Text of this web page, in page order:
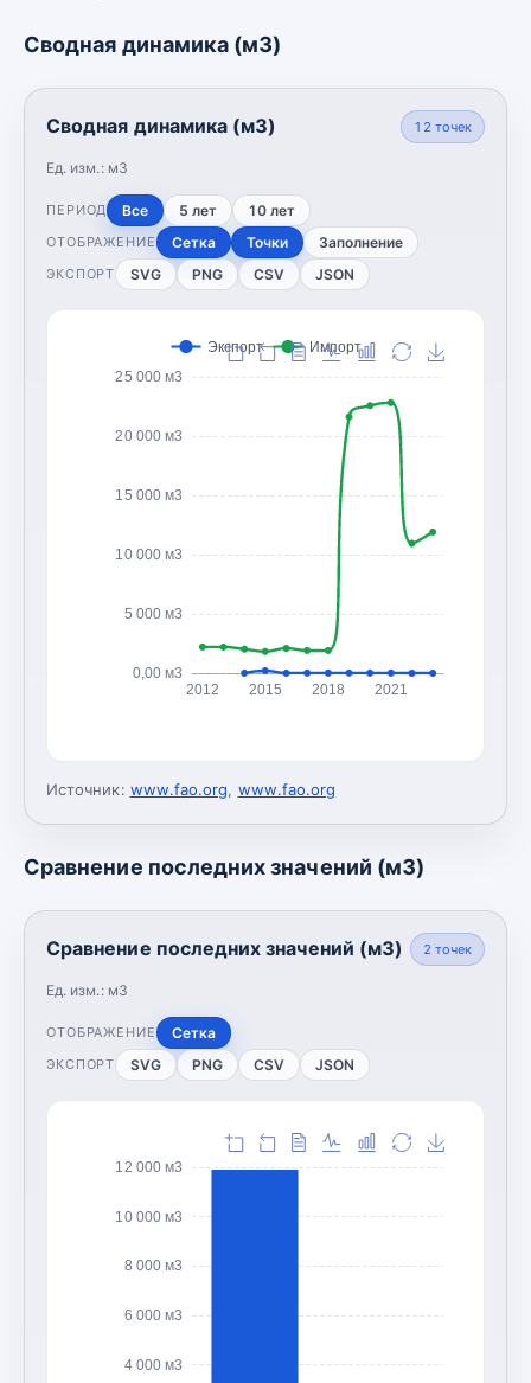
Сводная динамика (м3)
Сводная динамика (м3)
Ед. изм.: м3
12 точек
ПЕРИОД Все 5 лет 10 лет
ОТОБРАЖЕНИЕ Сетка Точки Заполнение
ЭКСПОРТ SVG PNG CSV JSON
0,00 м3
5 000 м3
10 000 м3
15 000 м3
20 000 м3
25 000 м3
2012 2015 2018 2021
Экспорт Импорт
Источник: www.fao.org, www.fao.org
Сравнение последних значений (м3)
Сравнение последних значений (м3)
Ед. изм.: м3
2 точек
ОТОБРАЖЕНИЕ Сетка
ЭКСПОРТ SVG PNG CSV JSON
4 000 м3
6 000 м3
8 000 м3
10 000 м3
12 000 м3